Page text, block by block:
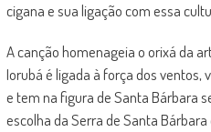
cigana e sua ligação com essa
A canção homenageia o orixá da
Iorubá é ligada à força dos
e tem na figura de Santa Bárbara
escolha da Serra de Santa